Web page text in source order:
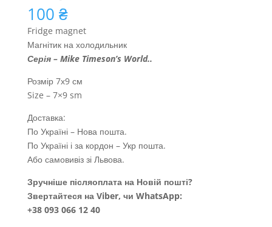
100 ₴
Fridge magnet
Магнітик на холодильник
Серія – Mike Timeson’s World..
Розмір 7х9 см
Size – 7×9 sm
Доставка:
По Україні – Нова пошта.
По Україні і за кордон – Укр пошта.
Або самовивіз зі Львова.
Зручніше післяоплата на Новій пошті?
Звертайтеся на Viber, чи WhatsApp:
+38 093 066 12 40